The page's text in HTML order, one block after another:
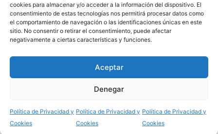
cookies para almacenar y/o acceder a la información del dispositivo. El
consentimiento de estas tecnologías nos permitirá procesar datos como
el comportamiento de navegación o las identificaciones únicas en este
sitio. No consentir o retirar el consentimiento, puede afectar
negativamente a ciertas características y funciones.
Aceptar
Denegar
Política de Privacidad y
Cookies
Política de Privacidad y
Cookies
Política de Privacidad y
Cookies